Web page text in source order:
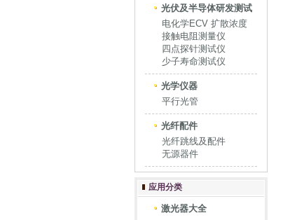
光伏及半导体研发测试
电化学ECV 扩散浓度
接触电阻测量仪
四点探针测试仪
少子寿命测试仪
光学仪器
平行光管
光纤配件
光纤跳线及配件
无源器件
应用分类
激光器大全